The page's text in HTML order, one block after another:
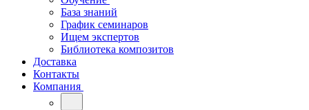
База знаний
График семинаров
Ищем экспертов
Библиотека композитов
Доставка
Контакты
Компания